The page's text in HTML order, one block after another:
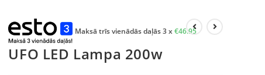
Maksā trīs vienādās daļās 3 x€46.95
UFO LED Lampa 200w